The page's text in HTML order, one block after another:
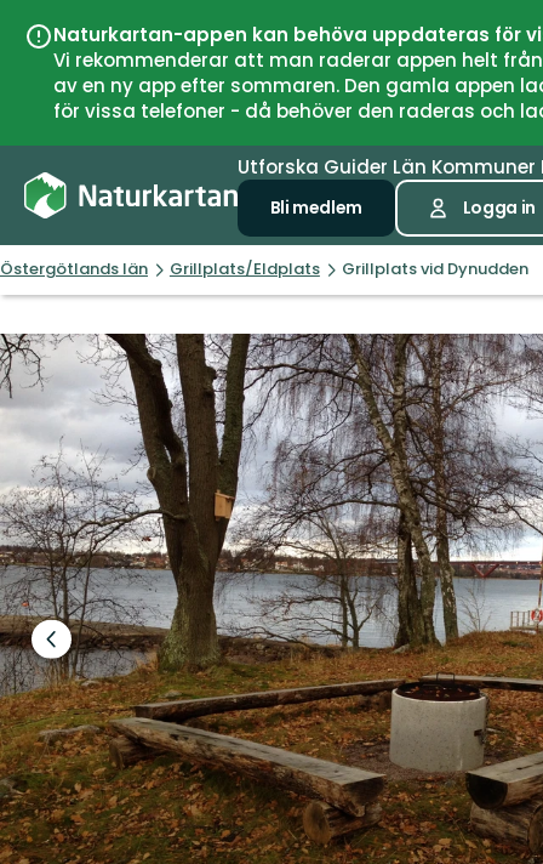
Naturkartan-appen kan behöva uppdateras för
Vi rekommenderar att man raderar appen helt
av en ny app efter sommaren. Den gamla
för vissa telefoner - då behöver den raderas och
Utforska Guider Län Kommuner
Bli medlem Logga in
Östergötlands län Grillplats/Eldplats Grillplats vid Dynudden
Föregående
bild